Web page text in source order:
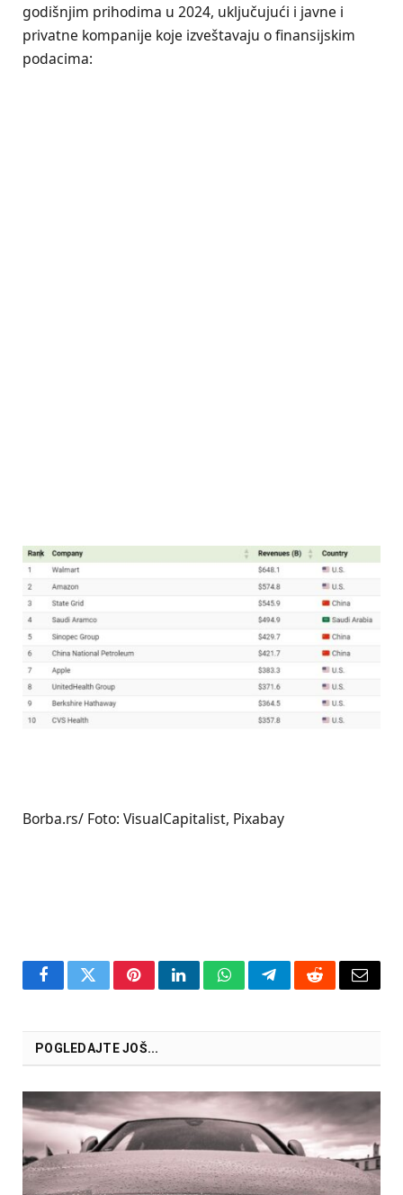
godišnjim prihodima u 2024, uključujući i javne i
privatne kompanije koje izveštavaju o finansijskim
podacima:
Borba.rs/ Foto: VisualCapitalist, Pixabay
FacebookTwitterPinterestLinkedInWhatsAppTelegramRedditEmail
POGLEDAJTE JOŠ...